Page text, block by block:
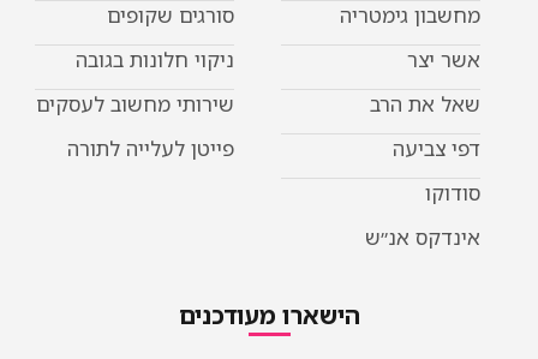
מחשבון גימטריה
אשר יצר
שאל את הרב
דפי צביעה
סודוקו
אינדקס אנ״ש
סורגים שקופים
ניקוי חלונות בגובה
שירותי מחשוב לעסקים
פייטן לעלייה לתורה
הישארו מעודכנים